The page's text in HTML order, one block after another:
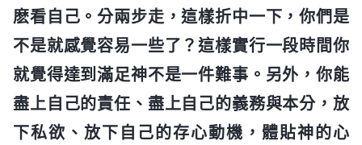
麽看自己。分兩步走，這樣折中一下，你們是
不是就感覺容易一些了？這樣實行一段時間你
就覺得達到滿足神不是一件難事。另外，你能
盡上自己的責任、盡上自己的義務與本分，放
下私欲、放下自己的存心動機，體貼神的心